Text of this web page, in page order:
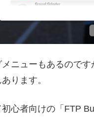
ニューもあるので
ります。
心者向けの「FTP